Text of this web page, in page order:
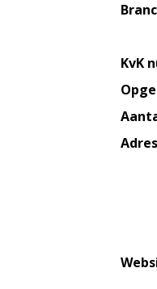
KvK
Adres